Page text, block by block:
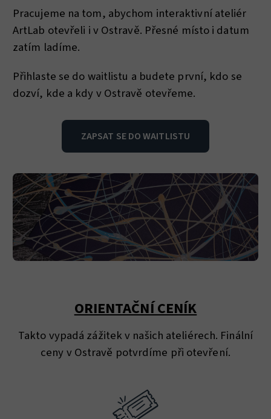
Pracujeme na tom, abychom interaktivní ateliér
ArtLab otevřeli i v Ostravě. Přesné místo i datum
zatím ladíme.
Přihlaste se do waitlistu a budete první, kdo se
dozví, kde a kdy v Ostravě otevřeme.
ZAPSAT SE DO WAITLISTU
ORIENTAČNÍ CENÍK
Takto vypadá zážitek v našich ateliérech. Finální
ceny v Ostravě potvrdíme při otevření.